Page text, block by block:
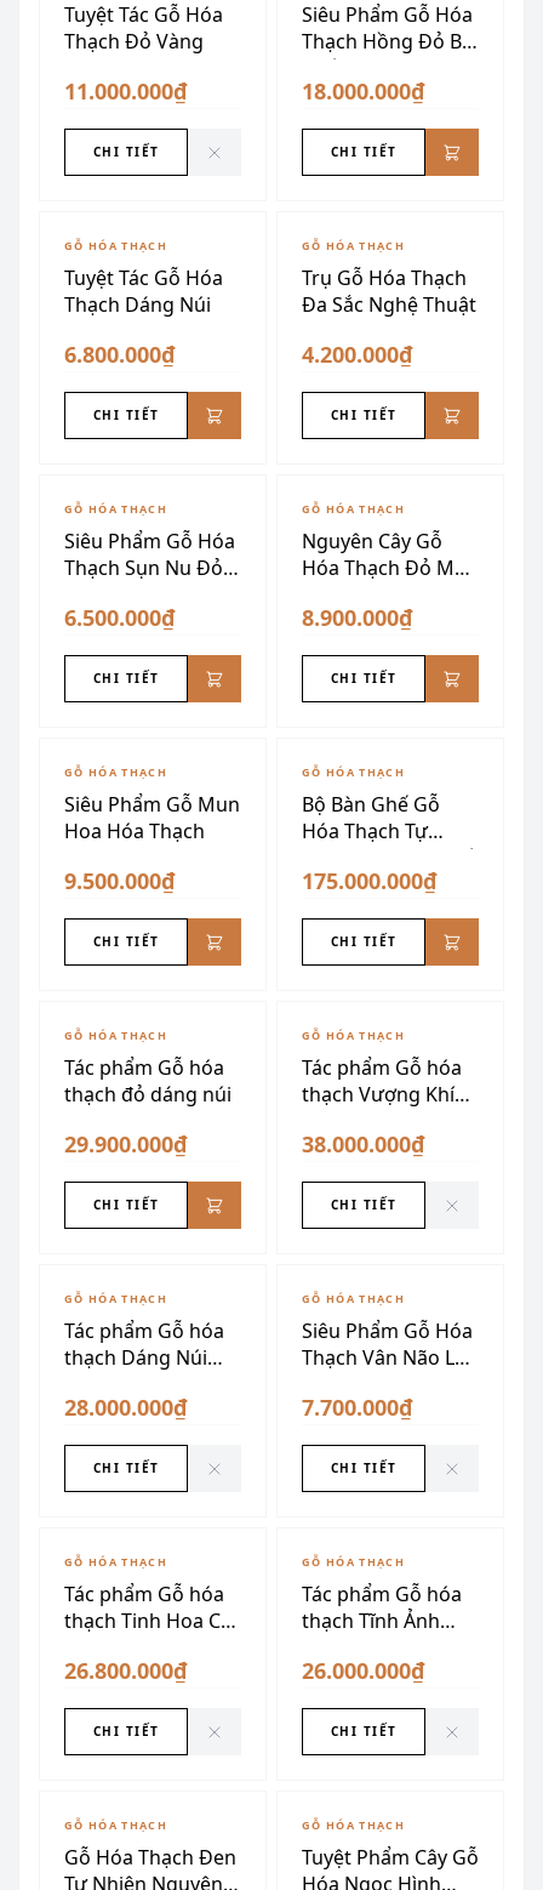
Tuyệt Tác Gỗ Hóa
Thạch Đỏ Vàng
11.000.000₫
CHI TIẾT
Siêu Phẩm Gỗ Hóa
Thạch Hồng Đỏ Bề
Thế
18.000.000₫
CHI TIẾT
GỖ HÓA THẠCH
Tuyệt Tác Gỗ Hóa
Thạch Dáng Núi
6.800.000₫
CHI TIẾT
GỖ HÓA THẠCH
Trụ Gỗ Hóa Thạch
Đa Sắc Nghệ Thuật
4.200.000₫
CHI TIẾT
GỖ HÓA THẠCH
Siêu Phẩm Gỗ Hóa
Thạch Sụn Nu Đỏ
6.500.000₫
CHI TIẾT
GỖ HÓA THẠCH
Nguyên Cây Gỗ
Hóa Thạch Đỏ Mận
8.900.000₫
CHI TIẾT
GỖ HÓA THẠCH
Siêu Phẩm Gỗ Mun
Hoa Hóa Thạch
9.500.000₫
CHI TIẾT
GỖ HÓA THẠCH
Bộ Bàn Ghế Gỗ
Hóa Thạch Tự
Nhiên Nguyên Khối
175.000.000₫
CHI TIẾT
GỖ HÓA THẠCH
Tác phẩm Gỗ hóa
thạch đỏ dáng núi
29.900.000₫
CHI TIẾT
ĐÃ SƯU TẦM
GỖ HÓA THẠCH
Tác phẩm Gỗ hóa
thạch Vượng Khí
38.000.000₫
CHI TIẾT
ĐÃ SƯU TẦM
GỖ HÓA THẠCH
Tác phẩm Gỗ hóa
thạch Dáng Núi
28.000.000₫
CHI TIẾT
ĐÃ SƯU TẦM
GỖ HÓA THẠCH
Siêu Phẩm Gỗ Hóa
Thạch Vân Não Lên
7.700.000₫
CHI TIẾT
ĐÃ SƯU TẦM
GỖ HÓA THẠCH
Tác phẩm Gỗ hóa
thạch Tinh Hoa Cổ
26.800.000₫
CHI TIẾT
ĐÃ SƯU TẦM
GỖ HÓA THẠCH
Tác phẩm Gỗ hóa
thạch Tĩnh Ảnh
26.000.000₫
CHI TIẾT
ĐÃ SƯU TẦM
GỖ HÓA THẠCH
Gỗ Hóa Thạch Đen
Tự Nhiên Nguyên
GỖ HÓA THẠCH
Tuyệt Phẩm Cây Gỗ
Hóa Ngọc Hình